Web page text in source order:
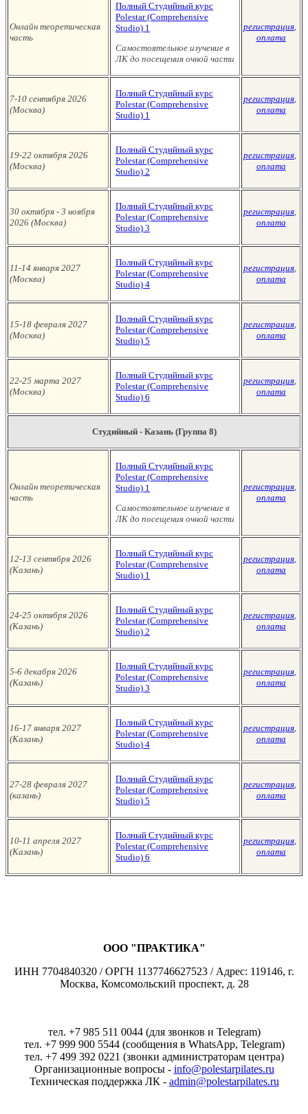
Онлайн теоретическая
часть
Полный Студийный курс
Polestar (Сomprehensive
Studio) 1
Самостоятельное изучение в
ЛК до посещения очной части
регистрация,
оплата
7-10 сентября 2026
(Москва)
Полный Студийный курс
Polestar (Сomprehensive
Studio) 1
регистрация,
оплата
19-22 октября 2026
(Москва)
Полный Студийный курс
Polestar (Сomprehensive
Studio) 2
регистрация,
оплата
30 октября - 3 ноября
2026 (Москва)
Полный Студийный курс
Polestar (Сomprehensive
Studio) 3
регистрация,
оплата
11-14 января 2027
(Москва)
Полный Студийный курс
Polestar (Сomprehensive
Studio) 4
регистрация,
оплата
15-18 февраля 2027
(Москва)
Полный Студийный курс
Polestar (Сomprehensive
Studio) 5
регистрация,
оплата
22-25 марта 2027
(Москва)
Полный Студийный курс
Polestar (Сomprehensive
Studio) 6
регистрация,
оплата
Студийный - Казань (Группа 8)
Онлайн теоретическая
часть
Полный Студийный курс
Polestar (Сomprehensive
Studio) 1
Самостоятельное изучение в
ЛК до посещения очной части
регистрация,
оплата
12-13 сентября 2026
(Казань)
Полный Студийный курс
Polestar (Сomprehensive
Studio) 1
регистрация,
оплата
24-25 октября 2026
(Казань)
Полный Студийный курс
Polestar (Сomprehensive
Studio) 2
регистрация,
оплата
5-6 декабря 2026
(Казань)
Полный Студийный курс
Polestar (Сomprehensive
Studio) 3
регистрация,
оплата
16-17 января 2027
(Казань)
Полный Студийный курс
Polestar (Сomprehensive
Studio) 4
регистрация,
оплата
27-28 февраля 2027
(казань)
Полный Студийный курс
Polestar (Сomprehensive
Studio) 5
регистрация,
оплата
10-11 апреля 2027
(Казань)
Полный Студийный курс
Polestar (Сomprehensive
Studio) 6
регистрация,
оплата
ООО "ПРАКТИКА"
ИНН 7704840320 / ОРГН 1137746627523 / Адрес: 119146, г.
Москва, Комсомольский проспект, д. 28
тел. +7 985 511 0044 (для звонков и Telegram)
тел. +7 999 900 5544 (сообщения в WhatsApp, Telegram)
тел. +7 499 392 0221 (звонки администраторам центра)
Организационные вопросы - info@polestarpilates.ru
Техническая поддержка ЛК - admin@polestarpilates.ru